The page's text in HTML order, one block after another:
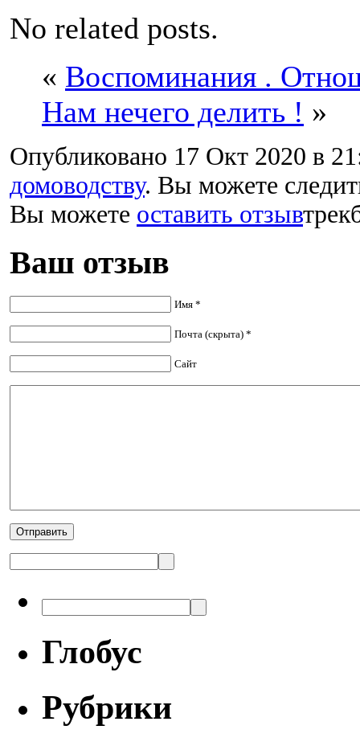
No related posts.
« Воспоминания .
Нам нечего делить ! »
Опубликовано 17 Окт 2020 в
домоводству. Вы можете
Вы можете оставить отзыв
Ваш отзыв
Имя *
Почта (скрыта) *
Сайт
Глобус
Рубрики